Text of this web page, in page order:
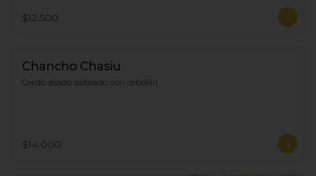
$12.500
Chancho Chasiu
Cerdo asado salteado con cebollín
$14.000